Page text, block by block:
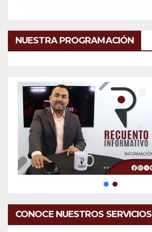
NUESTRA PROGRAMACIÓN
CONOCE NUESTROS SERVICIOS